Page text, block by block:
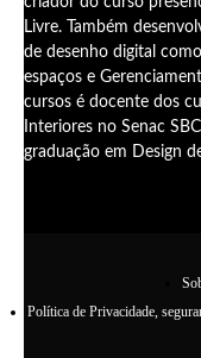
Livre. Também
de desenho digital
espaços e
cursos é docente dos
Interiores no Senac
graduação em Design
Política de Privacidade,